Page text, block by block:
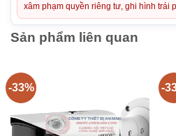
xâm phạm quyền riêng tư, ghi hình trái
Sản phẩm liên quan
-33% -